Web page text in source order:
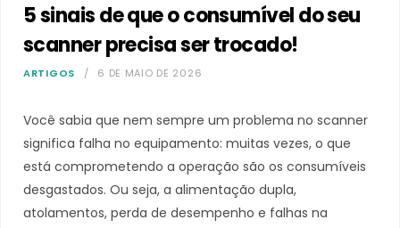
5 sinais de que o consumível do seu
scanner precisa ser trocado!
ARTIGOS 6 DE MAIO DE 2026
Você sabia que nem sempre um problema no scanner
significa falha no equipamento: muitas vezes, o que
está comprometendo a operação são os consumíveis
desgastados. Ou seja, a alimentação dupla,
atolamentos, perda de desempenho e falhas na